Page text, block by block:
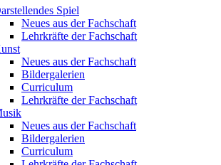
Spiel
Neues aus der Fachschaft
Lehrkräfte der Fachschaft
Neues aus der Fachschaft
Bildergalerien
Curriculum
Lehrkräfte der Fachschaft
Neues aus der Fachschaft
Bildergalerien
Curriculum